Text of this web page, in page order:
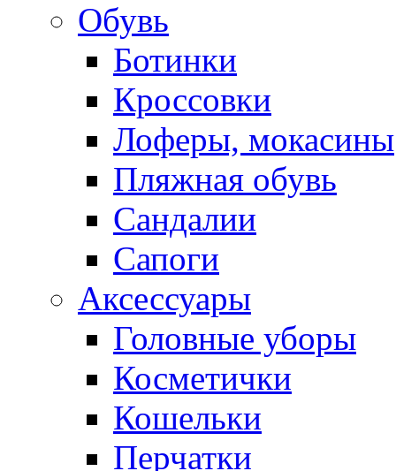
Обувь
Ботинки
Кроссовки
Лоферы, мокасины
Пляжная обувь
Сандалии
Сапоги
Аксессуары
Головные уборы
Косметички
Кошельки
Перчатки